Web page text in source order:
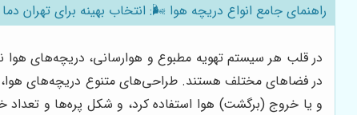
راهنمای جامع انواع دریچه هوا 🌬️: انتخاب بهینه برای تهران دما
در قلب هر سیستم تهویه مطبوع و هوارسانی، دریچه‌های هوا
در فضاهای مختلف هستند. طراحی‌های متنوع دریچه‌های هوا،
و یا خروج (برگشت) هوا استفاده کرد، و شکل پره‌ها و تعداد